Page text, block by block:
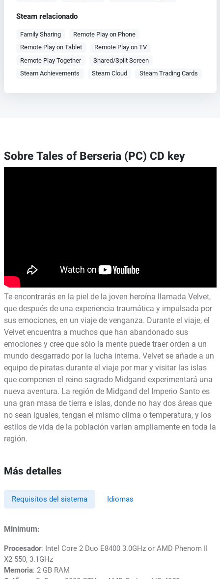
Steam relacionado
Family Sharing
Remote Play on Phone
Remote Play on Tablet
Remote Play on TV
Remote Play Together
Shared/Split Screen
Steam Achievements
Steam Cloud Steam Trading Cards
Sobre Tales of Berseria (PC) CD key
Te encontrarás en la piel de la joven heroína llamada Velvet,
que después de una experiencia traumática y impulsada por
sus emociones, en un viaje de venganza. Durante el viaje, el
Velvet encuentra a muchos que han abandonado sus
emociones y cree que sólo la mente puede traer orden a un
mundo desgarrado por la lucha interna. Velvet se añade a un
equipo de piratas durante el viaje por mar y visitar las islas
que componen el reino sagrado Midgand experimentará una
nueva aventura. La región de Midgand del Imperio Santo es
una gran masa de tierra e islas, donde no hay dos áreas que
no sean iguales, tengan el mismo clima o temperatura, y los
estilos de vida de la población varían ampliamente en toda la
región.
Más detalles
Requisitos del sistema Idiomas
Minimum:
Procesador: Intel Core 2 Duo E8400 3.0GHz or AMD Phenom II
X2 550, 3.1GHz
Memoria: 2 GB RAM